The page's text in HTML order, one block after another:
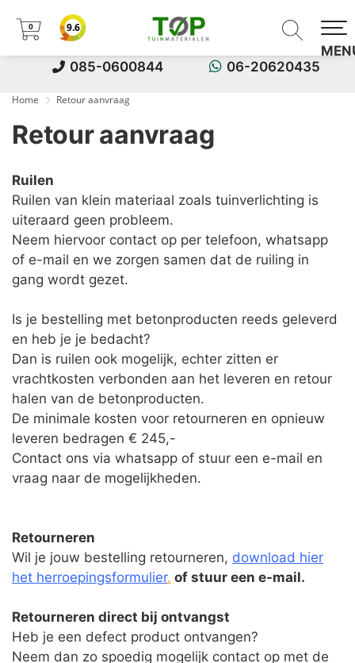
06-20620435
085-0600844
0
0 9.6
Home Retour aanvraag
Retour aanvraag
Ruilen
Ruilen van klein materiaal zoals tuinverlichting is
uiteraard geen probleem.
Neem hiervoor contact op per telefoon, whatsapp
of e-mail en we zorgen samen dat de ruiling in
gang wordt gezet.
Is je bestelling met betonproducten reeds geleverd
en heb je je bedacht?
Dan is ruilen ook mogelijk, echter zitten er
vrachtkosten verbonden aan het leveren en retour
halen van de betonproducten.
De minimale kosten voor retourneren en opnieuw
leveren bedragen € 245,-
Contact ons via whatsapp of stuur een e-mail en
vraag naar de mogelijkheden.
Retourneren
Wil je jouw bestelling retourneren, download hier
het herroepingsformulier. of stuur een e-mail.
Retourneren direct bij ontvangst
Heb je een defect product ontvangen?
Neem dan zo spoedig mogelijk contact op met de